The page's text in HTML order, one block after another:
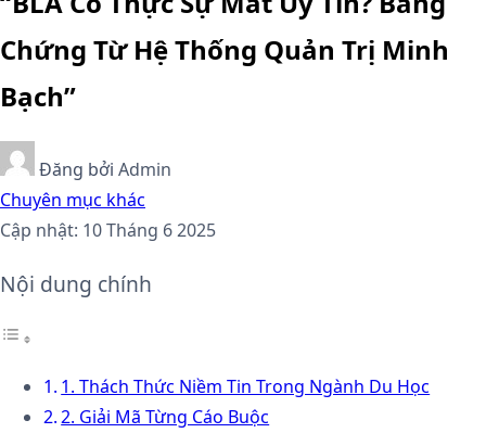
Chứng Từ Hệ Thống Quản Trị Minh
Bạch”
Đăng bởi Admin
Chuyên mục khác
Cập nhật: 10 Tháng 6 2025
Nội dung chính
1. Thách Thức Niềm Tin Trong Ngành Du Học
2. Giải Mã Từng Cáo Buộc